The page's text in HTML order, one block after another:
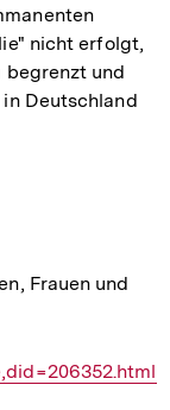
nicht erfolgt,
begrenzt und
Deutschland
Frauen und